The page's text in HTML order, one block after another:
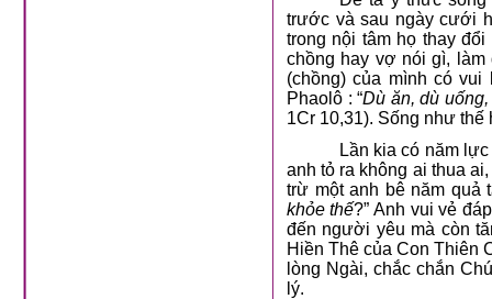
trước và sau ngày cưới
trong nội tâm họ thay đổi
chồng hay vợ nói gì,
(chồng) của mình có
Phaolô : “Dù ăn, dù
1Cr 10,31). Sống như thế
Lần kia có năm
anh tỏ ra không ai thua
trừ một anh bê năm quả
khỏe thế?” Anh vui vẻ
đến người yêu mà còn
Hiền Thê của Con Thiên
lòng Ngài, chắc chắn
lý.